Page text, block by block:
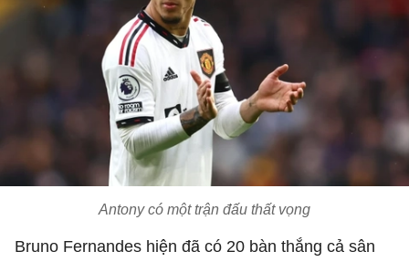
Antony có một trận đấu thất vọng
Bruno Fernandes hiện đã có 20 bàn thắng cả sân